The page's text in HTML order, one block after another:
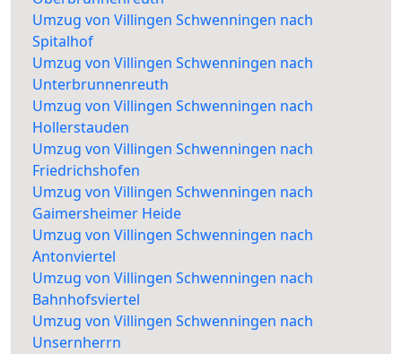
Umzug von Villingen Schwenningen nach
Spitalhof
Umzug von Villingen Schwenningen nach
Unterbrunnenreuth
Umzug von Villingen Schwenningen nach
Hollerstauden
Umzug von Villingen Schwenningen nach
Friedrichshofen
Umzug von Villingen Schwenningen nach
Gaimersheimer Heide
Umzug von Villingen Schwenningen nach
Antonviertel
Umzug von Villingen Schwenningen nach
Bahnhofsviertel
Umzug von Villingen Schwenningen nach
Unsernherrn